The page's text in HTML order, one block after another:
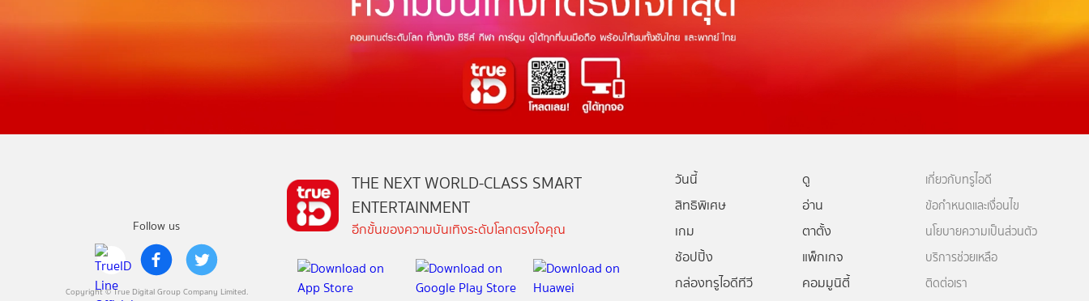
Follow us
Copyright © True Digital Group Company Limited.
THE NEXT WORLD-CLASS SMART
ENTERTAINMENT
อีกขั้นของความบันเทิงระดับโลกตรงใจคุณ
วันนี้
ดู
สิทธิพิเศษ
อ่าน
เกม
ตาตั้ง
ช้อปปิ้ง
แพ็กเกจ
กล่องทรูไอดีทีวี
คอมมูนิตี้
เกี่ยวกับทรูไอดี
ข้อกำหนดและเงื่อนไข
นโยบายความเป็นส่วนตัว
บริการช่วยเหลือ
ติดต่อเรา